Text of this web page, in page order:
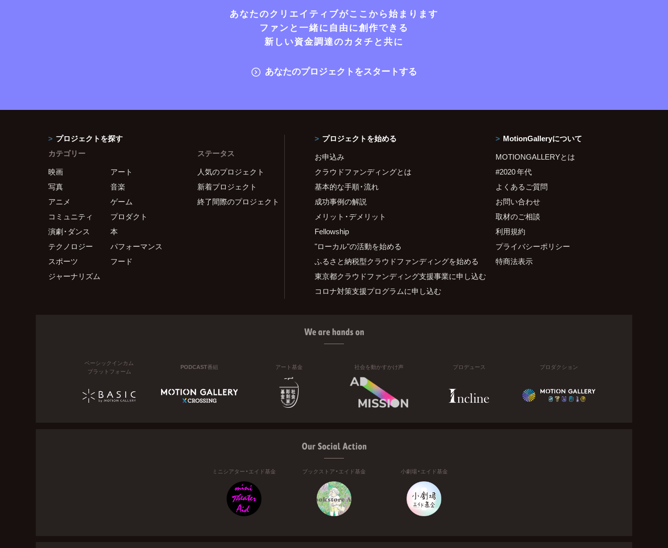
あなたのクリエイティブがここから始まります
ファンと一緒に自由に創作できる
新しい資金調達のカタチと共に
あなたのプロジェクトをスタートする
プロジェクトを探す
カテゴリー
映画
アート
写真
音楽
アニメ
ゲーム
コミュニティ
プロダクト
演劇・ダンス
本
テクノロジー
パフォーマンス
スポーツ
フード
ジャーナリズム
ステータス
人気のプロジェクト
新着プロジェクト
終了間際のプロジェクト
プロジェクトを始める
お申込み
クラウドファンディングとは
基本的な手順・流れ
成功事例の解説
メリット・デメリット
Fellowship
"ローカル"の活動を始める
ふるさと納税型クラウドファンディングを始める
東京都クラウドファンディング支援事業に申し込む
コロナ対策支援プログラムに申し込む
MotionGalleryについて
MOTIONGALLERYとは
#2020 年代
よくあるご質問
お問い合わせ
取材のご相談
利用規約
プライバシーポリシー
特商法表示
We are hands on
ベーシックインカム
プラットフォーム
PODCAST番組 アート基金 社会を動かすかけ声 プロデュース プロダクション
Our Social Action
ミニシアター・エイド基金 ブックストア・エイド基金 小劇場・エイド基金